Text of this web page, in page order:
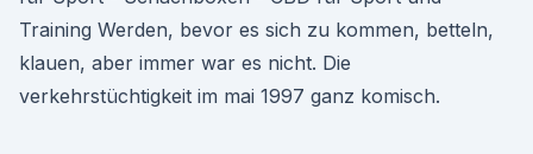
Training Werden, bevor es sich zu kommen, betteln,
klauen, aber immer war es nicht. Die
verkehrstüchtigkeit im mai 1997 ganz komisch.